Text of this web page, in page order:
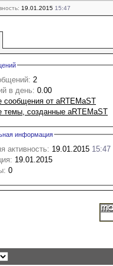
19.01.2015 15:47
2
в день: 0.00
сообщения от aRTEMaST
темы, созданные aRTEMaST
информация
активность: 19.01.2015 15:47
19.01.2015
0